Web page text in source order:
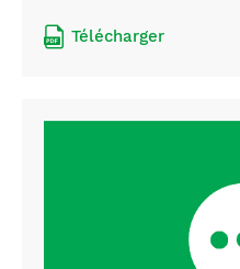
Télécharger